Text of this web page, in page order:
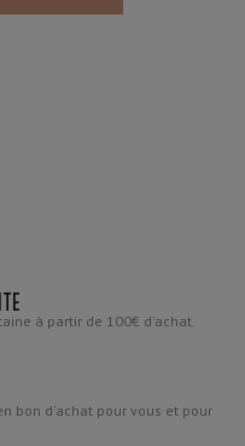
à partir de 100€ d'achat.
bon d'achat pour vous et pour